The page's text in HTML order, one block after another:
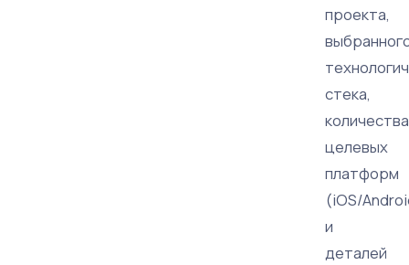
проекта,
стека,
количества
целевых
платформ
(iOS/
и
деталей